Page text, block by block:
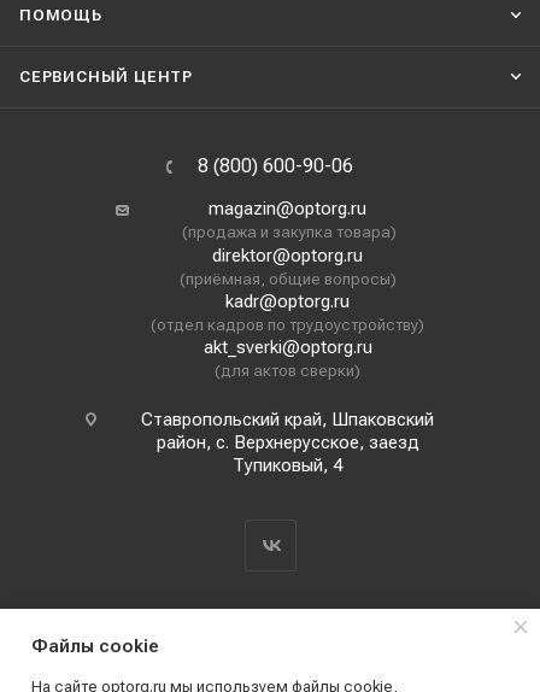
ПОМОЩЬ
СЕРВИСНЫЙ ЦЕНТР
8 (800) 600-90-06
magazin@optorg.ru
(продажа и закупка товара)
direktor@optorg.ru
(приёмная, общие вопросы)
kadr@optorg.ru
(отдел кадров по трудоустройству)
akt_sverki@optorg.ru
(для актов сверки)
Ставропольский край, Шпаковский
район, с. Верхнерусское, заезд
Тупиковый, 4
Файлы cookie
На сайте optorg.ru мы используем файлы cookie,